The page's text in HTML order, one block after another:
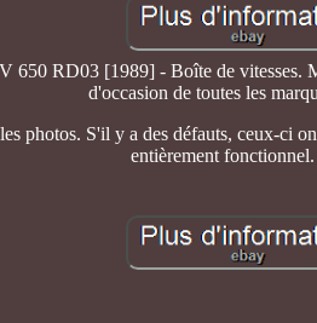
RD03 [1989] - Boîte de vitesses.
d'occasion de toutes les
photos. S'il y a des défauts, ceux-ci
entièrement